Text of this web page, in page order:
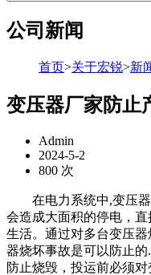
公司新闻
首页>关于宏锐>新
变压器厂家防止
Admin
2024-5-2
800 次
在电力系统中,变压器
会造成大面积的停电，
生活。通过对多台变压
器烧坏事故是可以防止的
防止烧毁，投运前必须